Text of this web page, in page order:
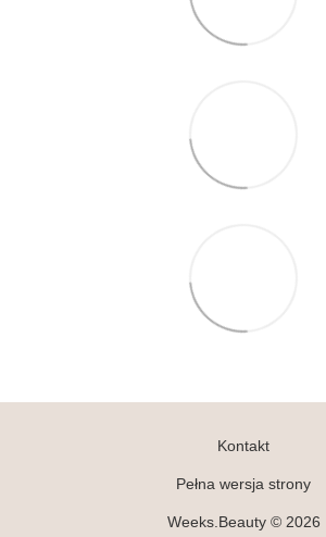
Kontakt
Pełna wersja strony
Weeks.Beauty © 2026